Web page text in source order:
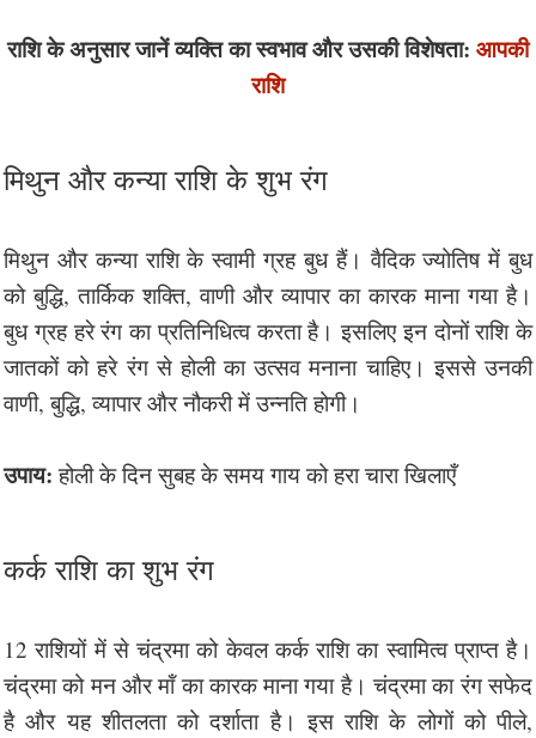
राशि के अनुसार जानें व्यक्ति का स्वभाव और उसकी विशेषता: आपकी
राशि
मिथुन और कन्या राशि के शुभ रंग
मिथुन और कन्या राशि के स्वामी ग्रह बुध हैं। वैदिक ज्योतिष में बुध
को बुद्धि, तार्किक शक्ति, वाणी और व्यापार का कारक माना गया है।
बुध ग्रह हरे रंग का प्रतिनिधित्व करता है। इसलिए इन दोनों राशि के
जातकों को हरे रंग से होली का उत्सव मनाना चाहिए। इससे उनकी
वाणी, बुद्धि, व्यापार और नौकरी में उन्नति होगी।
उपाय: होली के दिन सुबह के समय गाय को हरा चारा खिलाएँ
कर्क राशि का शुभ रंग
12 राशियों में से चंद्रमा को केवल कर्क राशि का स्वामित्व प्राप्त है।
चंद्रमा को मन और मॉं का कारक माना गया है। चंद्रमा का रंग सफेद
है और यह शीतलता को दर्शाता है। इस राशि के लोगों को पीले,